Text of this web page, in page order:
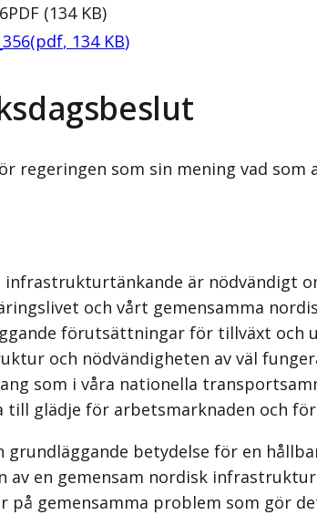
PDF (134 KB)
(pdf, 134 KB)
regeringen som sin mening vad
är nödvändigt
och vårt gemensamma
förutsättningar för tillväxt och
och nödvändigheten av väl
som i våra nationella
till glädje för arbetsmarknaden och
betydelse för en
av en gemensam nordisk
gemensamma problem som gör